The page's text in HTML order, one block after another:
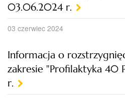
03.06.2024 r.
03 czerwiec 2024
Informacja o
zakresie "Profilaktyka 40
r.